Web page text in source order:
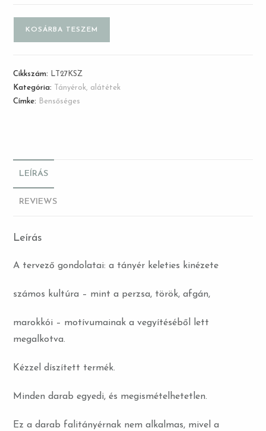
KOSÁRBA TESZEM
Cikkszám:
LT27KSZ
Kategória:
Tányérok, alátétek
Címke:
Bensőséges
LEÍRÁS
REVIEWS
Leírás
A tervező gondolatai: a tányér keleties kinézete
számos kultúra – mint a perzsa, török, afgán,
marokkói – motívumainak a vegyítéséből lett
megalkotva.
Kézzel díszített termék.
Minden darab egyedi, és megismételhetetlen.
Ez a darab falitányérnak nem alkalmas, mivel a